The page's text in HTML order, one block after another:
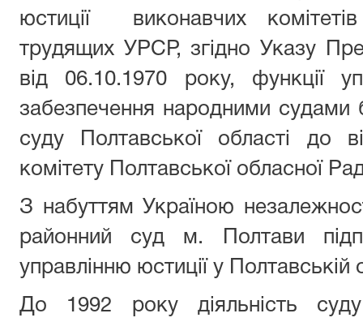
юстиції виконавчих
трудящих УРСР, згідно Указу
від 06.10.1970 року, функції
забезпечення народними судами
суду Полтавської області до
комітету Полтавської обласної
З набуттям Україною
районний суд м. Полтави
управлінню юстиції у Полтавській
До 1992 року діяльність